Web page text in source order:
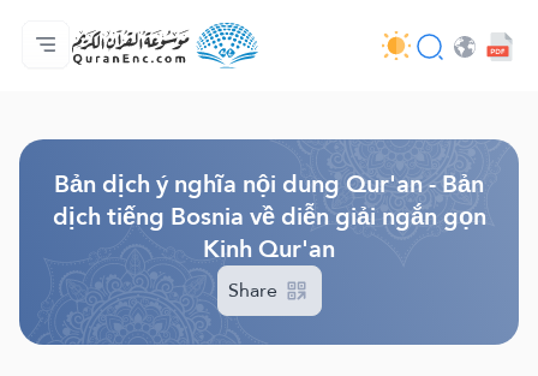
Trang chủ
Mục lục các bản dịch
Audio
Các dịch vụ của nhà phát triển - API
Về dự án
Liên hệ với chúng tôi
Ngôn ngữ
Bản dịch ý nghĩa nội dung Qur'an - Bản
dịch tiếng Bosnia về diễn giải ngắn gọn
Kinh Qur'an
Share